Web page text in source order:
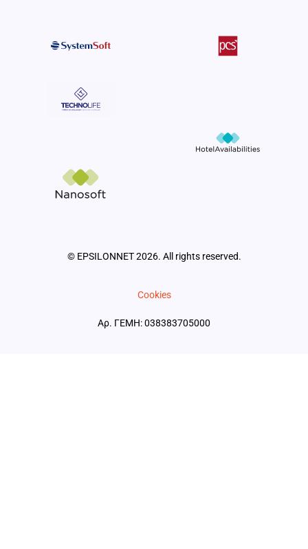
© EPSILONNET 2026. All rights reserved.
Cookies
Αρ. ΓΕΜΗ: 038383705000